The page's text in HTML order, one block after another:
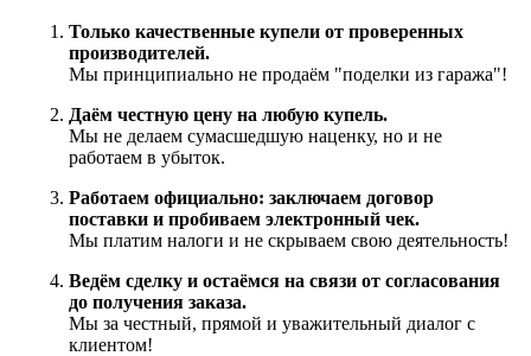
Только качественные купели от проверенных
производителей.
Мы принципиально не продаём "поделки из гаража"!
Даём честную цену на любую купель.
Мы не делаем сумасшедшую наценку, но и не
работаем в убыток.
Работаем официально: заключаем договор
поставки и пробиваем электронный чек.
Мы платим налоги и не скрываем свою деятельность!
Ведём сделку и остаёмся на связи от согласования
до получения заказа.
Мы за честный, прямой и уважительный диалог с
клиентом!